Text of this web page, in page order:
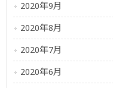
2020年9月
2020年8月
2020年7月
2020年6月